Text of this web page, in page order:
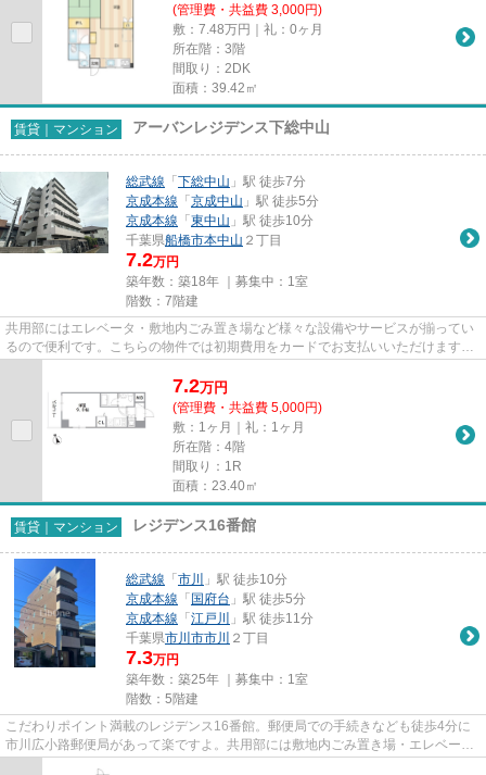
(管理費・共益費 3,000円)
敷：7.48万円｜礼：0ヶ月
所在階：3階
間取り：2DK
面積：39.42㎡
賃貸｜マンション アーバンレジデンス下総中山
総武線 「 下総中山 」駅 徒歩7分
京成本線 「 京成中山 」駅 徒歩5分
京成本線 「 東中山 」駅 徒歩10分
千葉県船橋市本中山 ２丁目
7.2万円
築年数：築18年 ｜募集中： 1室
階数：7階建
共用部にはエレベータ・敷地内ごみ置き場など様々な設備やサービスが揃ってい
るので便利です。こちらの物件では初期費用をカードでお支払いいただけます。
7.2万円
(管理費・共益費 5,000円)
敷：1ヶ月｜礼：1ヶ月
所在階：4階
間取り：1R
面積：23.40㎡
賃貸｜マンション レジデンス16番館
総武線 「 市川
」駅 徒歩10分
京成本線 「 国府台 」駅 徒歩5分
京成本線 「 江戸川
」駅 徒歩11分
千葉県市川市市川 ２丁目
7.3万円
築年数：築25年 ｜募集中： 1室
階数：5階建
こだわりポイント満載のレジデンス16番館。郵便局での手続きなども徒歩4分に
市川広小路郵便局があって楽ですよ。共用部には敷地内ごみ置き場・エレベータ